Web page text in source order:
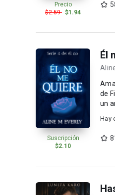
Precio
$2.59 $1.94
Suscripción
$2.10
Él
de
un
Hay